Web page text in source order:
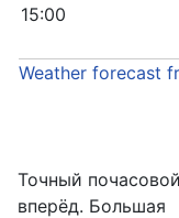
15:00
Weather forecast
Точный
вперёд. Большая